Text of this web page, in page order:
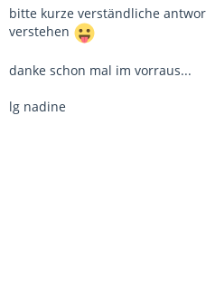
bitte kurze verständliche
verstehen
danke schon mal im vorraus...
lg nadine